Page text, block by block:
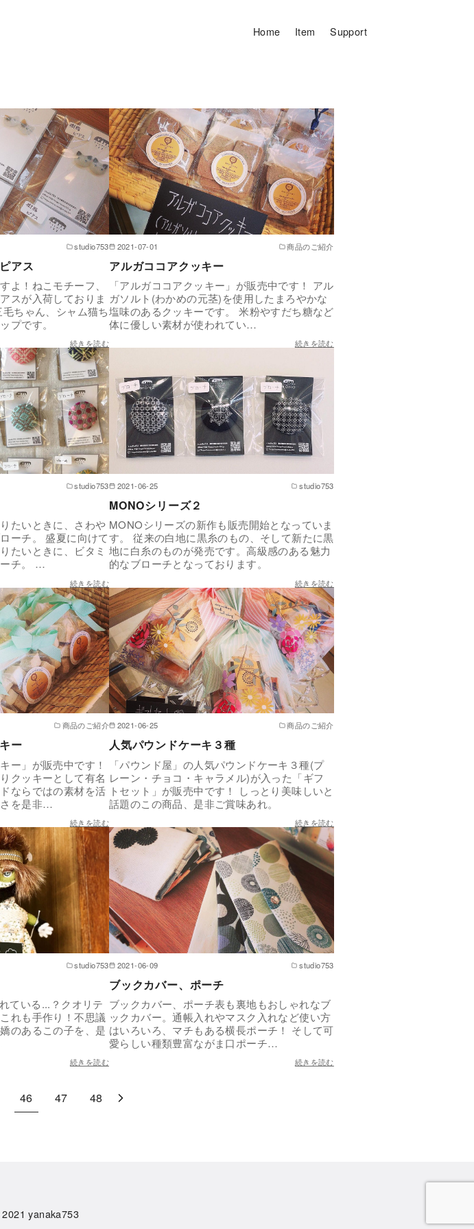
Home Item Support
studio753
アス
よ！ねこモチーフ、
スが入荷しておりま
ちゃん、シャム猫ち
プです。
続きを読む
2021-07-01 商品のご紹介
アルガココアクッキー
「アルガココアクッキー」が販売中です！ アル
ガソルト(わかめの元茎)を使用したまろやかな
塩味のあるクッキーです。 米粉やすだち糖など
体に優しい素材が使われてい…
続きを読む
studio753
たいときに、さわや
ーチ。 盛夏に向けて
たいときに、ビタミ
ーチ。 …
続きを読む
2021-06-25 studio753
MONOシリーズ２
MONOシリーズの新作も販売開始となっていま
す。 従来の白地に黒糸のもの、そして新たに黒
地に白糸のものが発売です。高級感のある魅力
的なブローチとなっております。
続きを読む
商品のご紹介
ー
ー」が販売中です！
クッキーとして有名
ならではの素材を活
を是非…
続きを読む
2021-06-25 商品のご紹介
人気パウンドケーキ３種
「パウンド屋」の人気パウンドケーキ３種(プ
レーン・チョコ・キャラメル)が入った「ギフ
トセット」が販売中です！ しっとり美味しいと
話題のこの商品、是非ご賞味あれ。
続きを読む
studio753
ている...？クオリテ
れも手作り！不思議
のあるこの子を、是
続きを読む
2021-06-09 studio753
ブックカバー、ポーチ
ブックカバー、ポーチ表も裏地もおしゃれなブ
ックカバー。通帳入れやマスク入れなど使い方
はいろいろ、マチもある横長ポーチ！ そして可
愛らしい種類豊富ながま口ポーチ…
続きを読む
46 47 48
2021yanaka753